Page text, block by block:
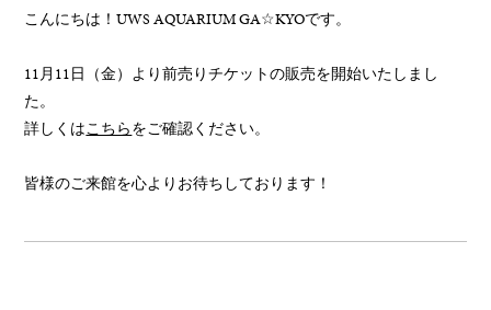
こんにちは！UWS AQUARIUM GA☆KYOです。
11月11日（金）より前売りチケットの販売を開始いたしまし
た。
詳しくはこちらをご確認ください。
皆様のご来館を心よりお待ちしております！